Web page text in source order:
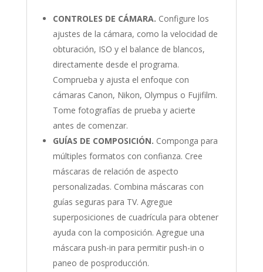
CONTROLES DE CÁMARA. Configure los
ajustes de la cámara, como la velocidad de
obturación, ISO y el balance de blancos,
directamente desde el programa.
Comprueba y ajusta el enfoque con
cámaras Canon, Nikon, Olympus o Fujifilm.
Tome fotografías de prueba y acierte
antes de comenzar.
GUÍAS DE COMPOSICIÓN. Componga para
múltiples formatos con confianza. Cree
máscaras de relación de aspecto
personalizadas. Combina máscaras con
guías seguras para TV. Agregue
superposiciones de cuadrícula para obtener
ayuda con la composición. Agregue una
máscara push-in para permitir push-in o
paneo de posproducción.